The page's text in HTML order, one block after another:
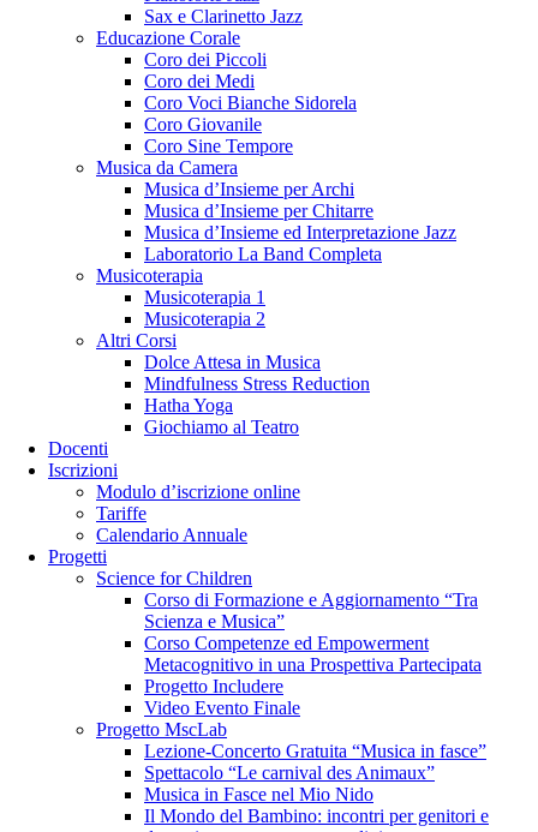
Sax e Clarinetto Jazz
Educazione Corale
Coro dei Piccoli
Coro dei Medi
Coro Voci Bianche Sidorela
Coro Giovanile
Coro Sine Tempore
Musica da Camera
Musica d’Insieme per Archi
Musica d’Insieme per Chitarre
Musica d’Insieme ed Interpretazione Jazz
Laboratorio La Band Completa
Musicoterapia
Musicoterapia 1
Musicoterapia 2
Altri Corsi
Dolce Attesa in Musica
Mindfulness Stress Reduction
Hatha Yoga
Giochiamo al Teatro
Docenti
Iscrizioni
Modulo d’iscrizione online
Tariffe
Calendario Annuale
Progetti
Science for Children
Corso di Formazione e Aggiornamento “Tra
Scienza e Musica”
Corso Competenze ed Empowerment
Metacognitivo in una Prospettiva Partecipata
Progetto Includere
Video Evento Finale
Progetto MscLab
Lezione-Concerto Gratuita “Musica in fasce”
Spettacolo “Le carnival des Animaux”
Musica in Fasce nel Mio Nido
Il Mondo del Bambino: incontri per genitori e